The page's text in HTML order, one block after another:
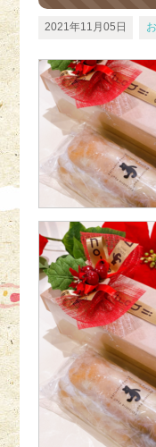
2021年11月05日